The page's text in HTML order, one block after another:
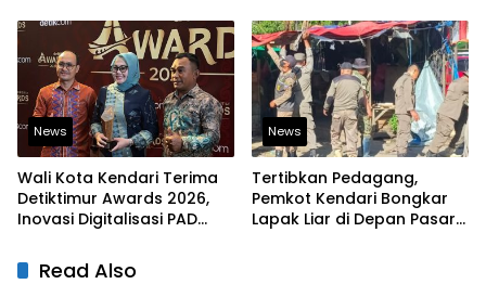
Mengakses Transaksi
Digital
News
Wali Kota Kendari Terima
Detiktimur Awards 2026,
Inovasi Digitalisasi PAD
News
Tertibkan Pedagang,
Pemkot Kendari Bongkar
Lapak Liar di Depan Pasar
Read Also